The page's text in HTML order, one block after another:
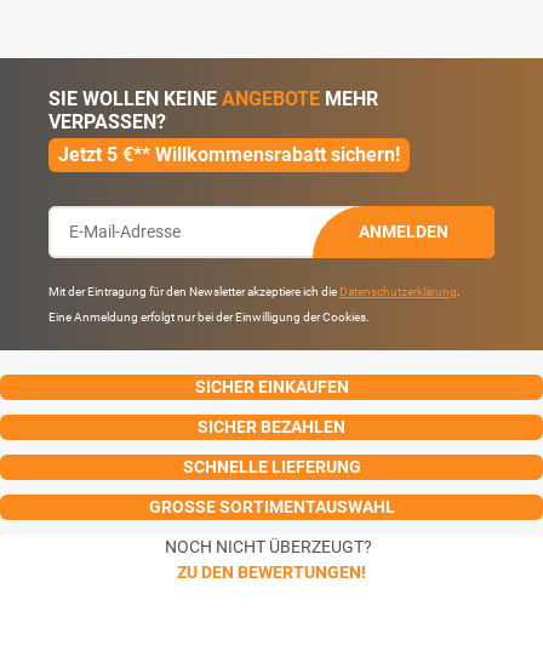
SIE WOLLEN KEINE ANGEBOTE MEHR
VERPASSEN?
Jetzt 5 €** Willkommensrabatt sichern!
ANMELDEN
Mit der Eintragung für den Newsletter akzeptiere ich die Datenschutzerklärung
Eine Anmeldung erfolgt nur bei der Einwilligung der Cookies.
SICHER EINKAUFEN
SICHER BEZAHLEN
SCHNELLE LIEFERUNG
GROSSE SORTIMENTAUSWAHL
NOCH NICHT ÜBERZEUGT?
ZU DEN BEWERTUNGEN!